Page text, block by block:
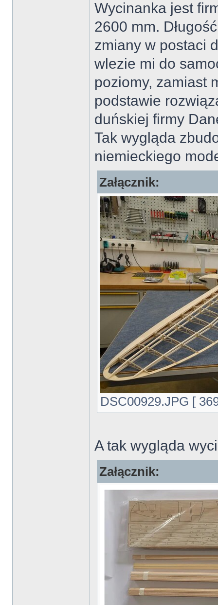
Wycinanka jest
2600 mm.
zmiany w postaci
wlezie mi do
poziomy, zamiast
podstawie
duńskiej firmy
Tak wygląda
niemieckiego
Załącznik:
DSC00929.JPG [
A tak wygląda
Załącznik: